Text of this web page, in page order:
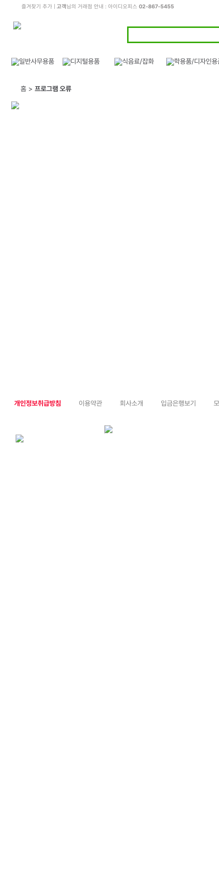
즐겨찾기 추가| 고객님의 거래점 안내 : 아이디오피스 02-867-5455
홈 > 프로그램 오류
개인정보취급방침 이용약관 회사소개 입금은행보기